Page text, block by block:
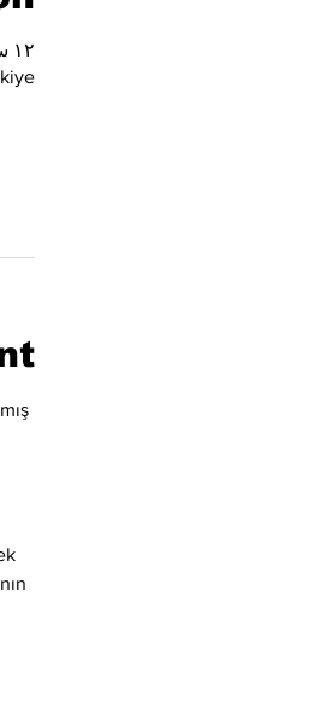
۱۲ سرطان ۱۴۰۵، ۱۰:۰۰ – ۱۳:۰۰